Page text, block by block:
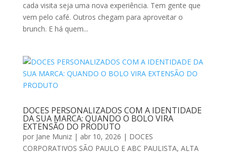
cada visita seja uma nova experiência. Tem gente que
vem pelo café. Outros chegam para aproveitar o
brunch. E há quem...
DOCES PERSONALIZADOS COM A IDENTIDADE
DA SUA MARCA: QUANDO O BOLO VIRA
EXTENSÃO DO PRODUTO
por Jane Muniz| abr 10, 2026 | DOCES
CORPORATIVOS SÃO PAULO E ABC PAULISTA, ALTA